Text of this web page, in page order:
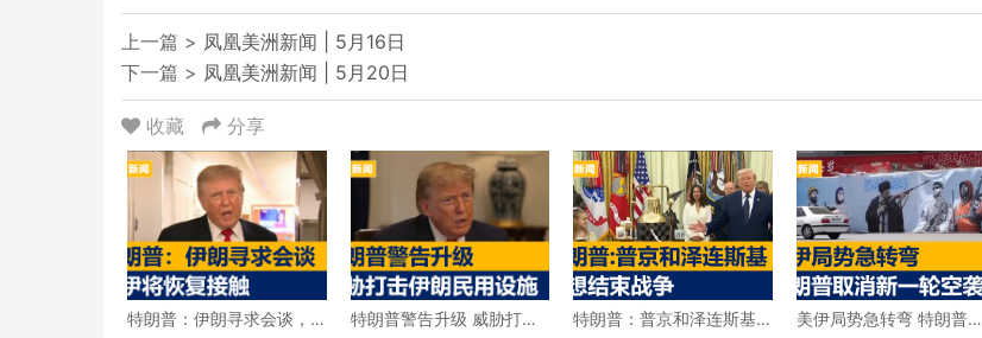
上一篇 > 凤凰美洲新闻 | 5月16日
下一篇 > 凤凰美洲新闻 | 5月20日
收藏 分享
特朗普：伊朗寻求会谈，
特朗普警告升级 威胁打击
特朗普：普京和泽连斯基
美伊局势急转弯 特朗普宣